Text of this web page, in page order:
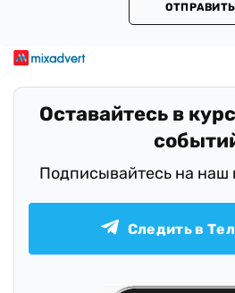
ОТПРАВИТЬ
Оставайтесь в
Подписывайтесь на наш
Следить в